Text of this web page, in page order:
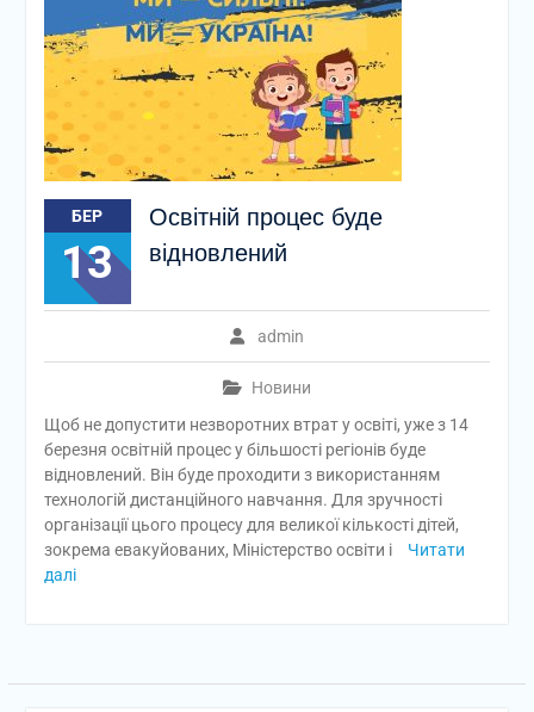
БЕР
13
Освітній процес буде
відновлений
admin
Новини
Щоб не допустити незворотних втрат у освіті, уже з 14
березня освітній процес у більшості регіонів буде
відновлений. Він буде проходити з використанням
технологій дистанційного навчання. Для зручності
організації цього процесу для великої кількості дітей,
зокрема евакуйованих, Міністерство освіти і
Читати
далі